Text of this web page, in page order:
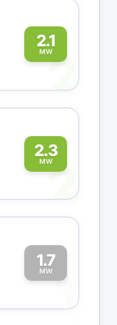
2.1
MW
2
2.3
MW2
1.7
MW1